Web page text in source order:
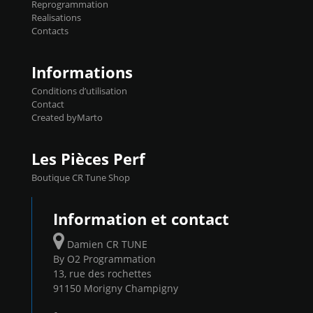
Reprog SP 98 sur le calculateur d'origine
450€ TTC Un gain d'environ 10cv et 15nm
Reprogrammation
Realisations
Contacts
Informations
Conditions d’utilisation
Contact
Created byMarto
Les Pièces Perf
Boutique CR Tune Shop
Information et contact
Damien CR TUNE
By O2 Programmation
13, rue des rochettes
91150 Morigny Champigny